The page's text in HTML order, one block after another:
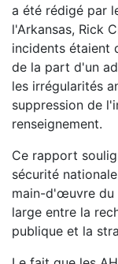
a été rédigé par
l'Arkansas, Rick
incidents étaient
de la part d'un
les irrégularités
suppression de
renseignement.
Ce rapport
sécurité
main-d'œuvre du
large entre la
publique et la